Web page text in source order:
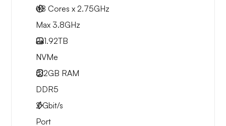
48 Cores x 2.75GHz
Max 3.8GHz
2x1.92TB
NVMe
512GB RAM
DDR5
2Gbit/s
Port